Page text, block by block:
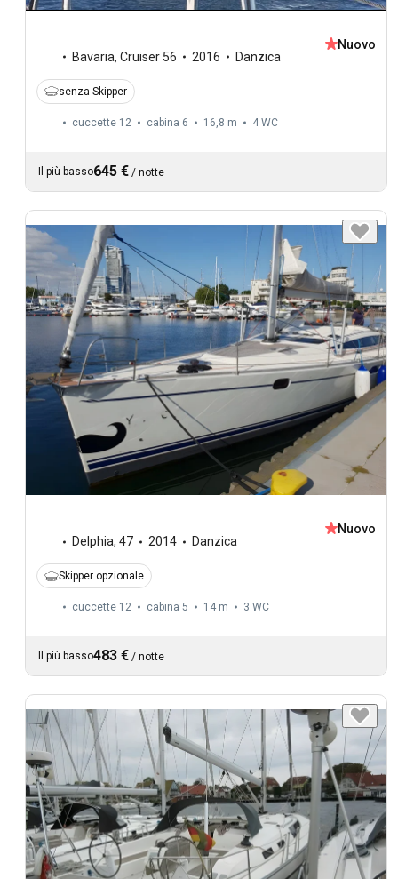
Bavaria, Cruiser 56 2016 Danzica
Nuovo
senza Skipper
cuccette 12 cabina 6 16,8 m 4 WC
Il più basso645 € / notte
Delphia, 47 2014 Danzica
Nuovo
Skipper opzionale
cuccette 12 cabina 5 14 m 3 WC
Il più basso483 € / notte